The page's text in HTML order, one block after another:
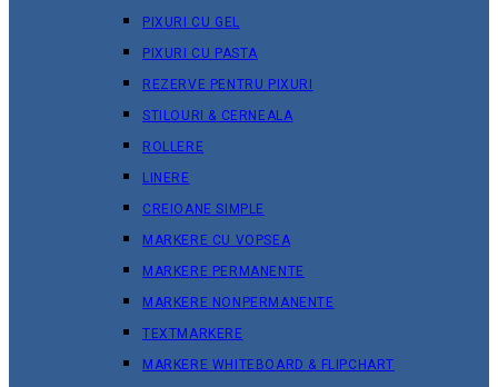
PIXURI CU GEL
PIXURI CU PASTA
REZERVE PENTRU PIXURI
STILOURI & СERNEALA
ROLLERE
LINERE
CREIOANE SIMPLE
MARKERE CU VOPSEA
MARKERE PERMANENTE
MARKERE NONPERMANENTE
TEXTMARKERE
MARKERE WHITEBOARD & FLIPCHART